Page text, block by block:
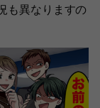
も異なりますの